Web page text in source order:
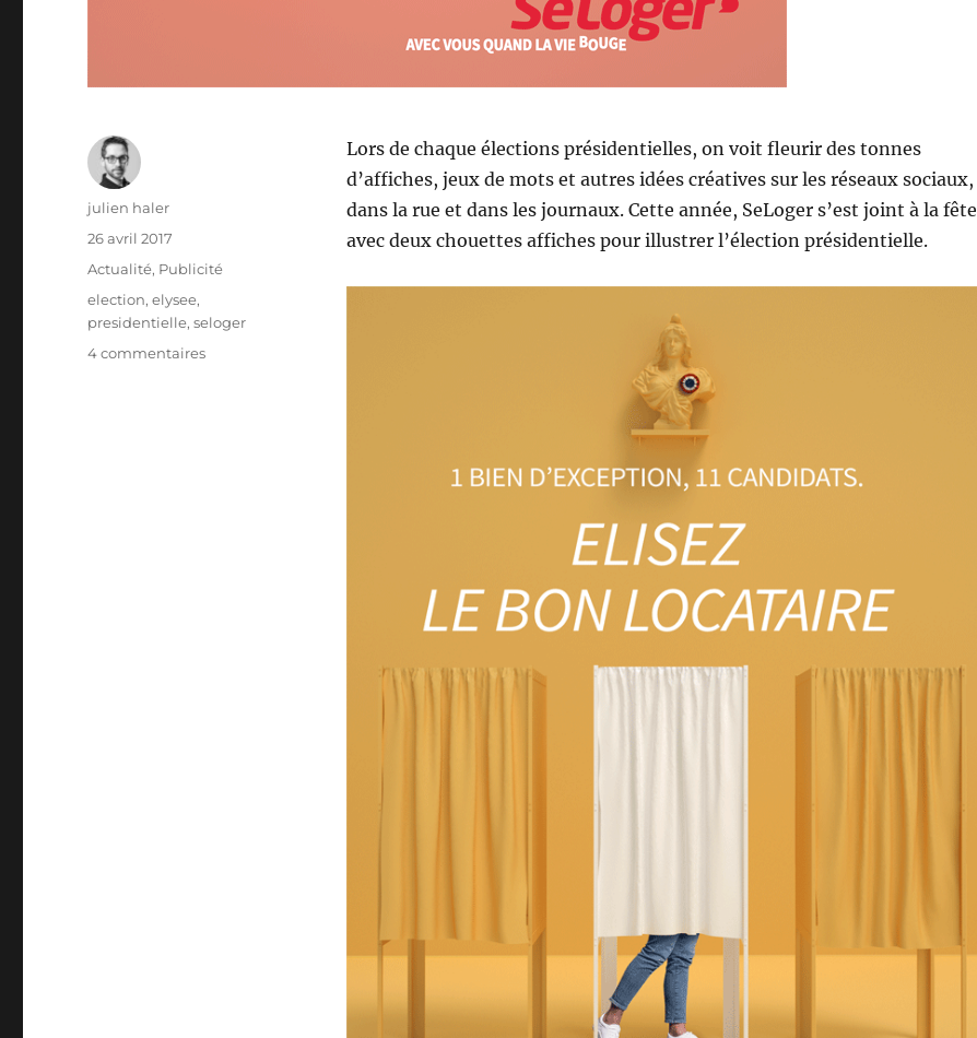
Lors de chaque élections présidentielles, on voit fleurir des tonnes
d’affiches, jeux de mots et autres idées créatives sur les réseaux sociaux,
dans la rue et dans les journaux. Cette année, SeLoger s’est joint à la fête
avec deux chouettes affiches pour illustrer l’élection présidentielle.
Auteur
julien haler
Publié
26 avril 2017
Catégories
Actualité, Publicité
Étiquettes
election,elysee,
presidentielle,seloger
4 commentairessur